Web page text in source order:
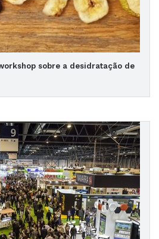
sobre a desidratação de